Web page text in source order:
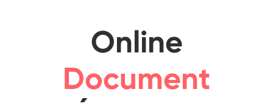
Online
Document